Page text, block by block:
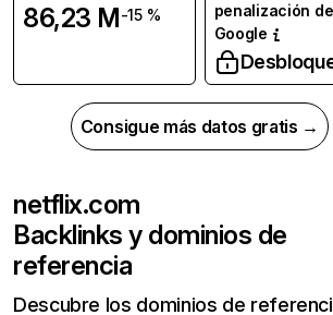
86,23 M-15 %
penalización de
Google
Consigue más datos gratis →
netflix.com
Backlinks y dominios de
referencia
Descubre los dominios de